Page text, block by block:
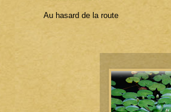
Au hasard de la route